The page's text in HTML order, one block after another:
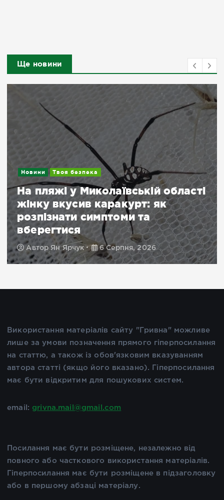
Ще новини
Новини Твоя безпека
На пляжі у Миколаївській області
жінку вкусив каракурт: як
розпізнати симптоми та
вберегтися
Автор Ян Ярчук 6 Серпня, 2026
Використання матеріалів сайту "Гривна" можливе
лише за умови позначення прямого гіперпосилання
на статтю, а також із обов'язковим вказуванням
автора статті (якщо його вказано). Гіперпосилання
має бути відкритим для пошукових систем.
email: grivna.mail@gmail.com
Посилання має бути розміщене, незалежно від
повного або часткового використання матеріалів.
Гіперпосилання має бути розміщене в підзаголовку
або в першому абзаці матеріалу.